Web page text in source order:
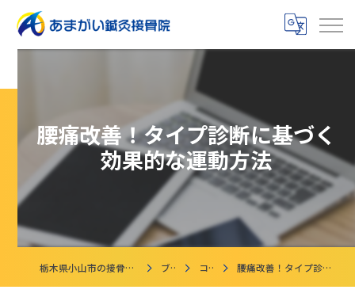
腰痛改善！タイプ診断に基づく
効果的な運動方法
栃木県小山市の接骨院ならあまがい鍼灸接骨院 ブログ コラム 腰痛改善！タイプ診断に基づく効果的な運動方法